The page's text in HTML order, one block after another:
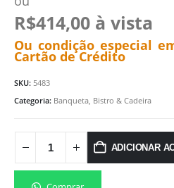
R$414,00 à vista
Ou condição especial
Cartão de Crédito
SKU: 5483
Categoria: Banqueta, Bistro & Cadeira
ADICIONAR